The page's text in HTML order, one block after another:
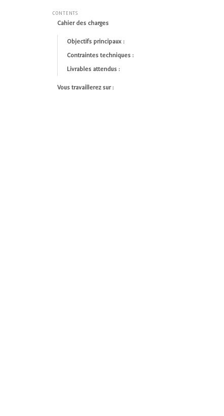
CONTENTS
Cahier des charges
Objectifs principaux :
Contraintes techniques :
Livrables attendus :
Vous travaillerez sur :